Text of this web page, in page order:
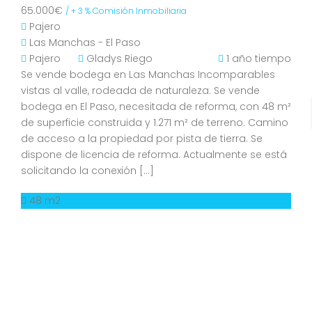
65.000€ / + 3 % Comisión Inmobiliaria
Pajero
Las Manchas - El Paso
Pajero
Gladys Riego
1 año tiempo
Se vende bodega en Las Manchas Incomparables
vistas al valle, rodeada de naturaleza. Se vende
bodega en El Paso, necesitada de reforma, con 48 m²
de superficie construida y 1.271 m² de terreno. Camino
de acceso a la propiedad por pista de tierra. Se
dispone de licencia de reforma. Actualmente se está
solicitando la conexión […]
48 m2